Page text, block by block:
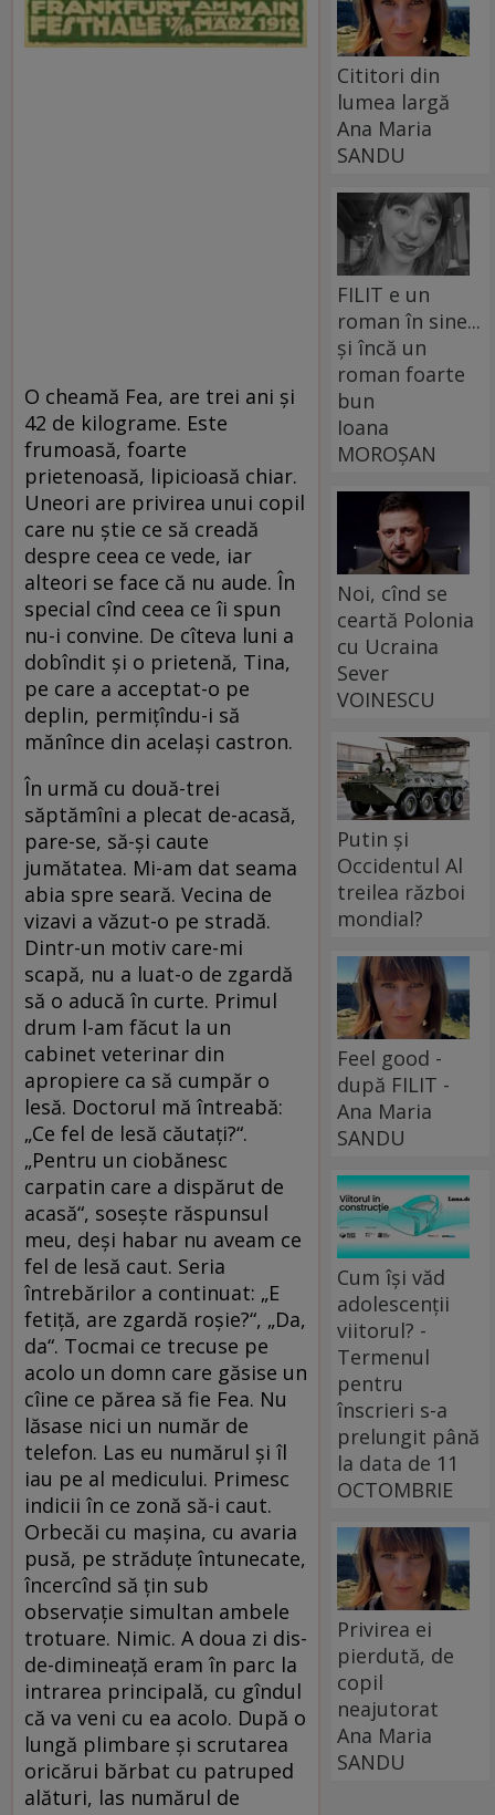
O cheamă Fea, are trei ani şi
42 de kilograme. Este
frumoasă, foarte
prietenoasă, lipicioasă chiar.
Uneori are privirea unui copil
care nu ştie ce să creadă
despre ceea ce vede, iar
alteori se face că nu aude. În
special cînd ceea ce îi spun
nu-i convine. De cîteva luni a
dobîndit şi o prietenă, Tina,
pe care a acceptat-o pe
deplin, permiţîndu-i să
mănînce din acelaşi castron.
În urmă cu două-trei
săptămîni a plecat de-acasă,
pare-se, să-şi caute
jumătatea. Mi-am dat seama
abia spre seară. Vecina de
vizavi a văzut-o pe stradă.
Dintr-un motiv care-mi
scapă, nu a luat-o de zgardă
să o aducă în curte. Primul
drum l-am făcut la un
cabinet veterinar din
apropiere ca să cumpăr o
lesă. Doctorul mă întreabă:
„Ce fel de lesă căutaţi?“.
„Pentru un ciobănesc
carpatin care a dispărut de
acasă“, soseşte răspunsul
meu, deşi habar nu aveam ce
fel de lesă caut. Seria
întrebărilor a continuat: „E
fetiţă, are zgardă roşie?“, „Da,
da“. Tocmai ce trecuse pe
acolo un domn care găsise un
cîine ce părea să fie Fea. Nu
lăsase nici un număr de
telefon. Las eu numărul şi îl
iau pe al medicului. Primesc
indicii în ce zonă să-i caut.
Orbecăi cu maşina, cu avaria
pusă, pe străduţe întunecate,
încercînd să ţin sub
observaţie simultan ambele
trotuare. Nimic. A doua zi dis-
de-dimineaţă eram în parc la
intrarea principală, cu gîndul
că va veni cu ea acolo. După o
lungă plimbare şi scrutarea
oricărui bărbat cu patruped
alături, las numărul de
Cititori din
lumea largă
Ana Maria
SANDU
FILIT e un
roman în sine...
și încă un
roman foarte
bun
Ioana
MOROȘAN
Noi, cînd se
ceartă Polonia
cu Ucraina
Sever
VOINESCU
Putin și
Occidentul Al
treilea război
mondial?
Feel good -
după FILIT -
Ana Maria
SANDU
Cum își văd
adolescenții
viitorul? -
Termenul
pentru
înscrieri s-a
prelungit până
la data de 11
OCTOMBRIE
Privirea ei
pierdută, de
copil
neajutorat
Ana Maria
SANDU